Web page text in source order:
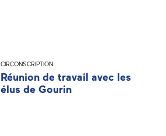
CIRCONSCRIPTION
Réunion de travail avec les
élus de Gourin